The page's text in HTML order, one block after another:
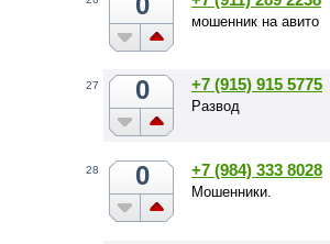
мошенник на авито
27 0 +7 (915) 915 5775
Развод
28 0 +7 (984) 333 8028
Мошенники.